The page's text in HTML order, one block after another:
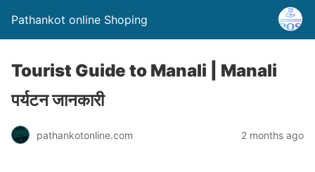
Pathankot online Shoping
Tourist Guide to Manali | Manali
पर्यटन जानकारी
pathankotonline.com 2 months ago